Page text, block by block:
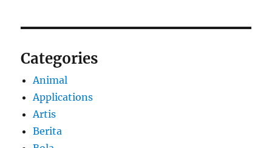
Categories
Animal
Applications
Artis
Berita